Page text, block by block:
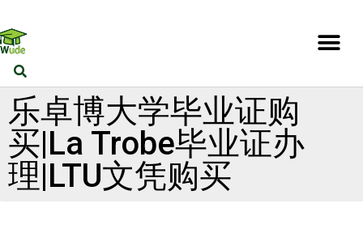
乐卓博大学毕业证购
买|La Trobe毕业证办
理|LTU文凭购买